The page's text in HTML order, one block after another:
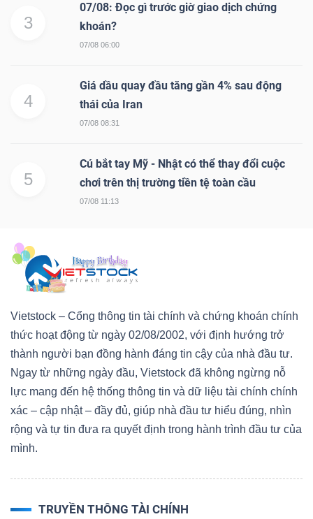
3
07/08: Đọc gì trước giờ giao dịch chứng
khoán?
07/08 06:00
4
Giá dầu quay đầu tăng gần 4% sau động
thái của Iran
07/08 08:31
5
Cú bắt tay Mỹ - Nhật có thể thay đổi cuộc
chơi trên thị trường tiền tệ toàn cầu
07/08 11:13
Vietstock – Cổng thông tin tài chính và chứng khoán chính
thức hoạt động từ ngày 02/08/2002, với định hướng trở
thành người bạn đồng hành đáng tin cậy của nhà đầu tư.
Ngay từ những ngày đầu, Vietstock đã không ngừng nỗ
lực mang đến hệ thống thông tin và dữ liệu tài chính chính
xác – cập nhật – đầy đủ, giúp nhà đầu tư hiểu đúng, nhìn
rộng và tự tin đưa ra quyết định trong hành trình đầu tư của
mình.
TRUYỀN THÔNG TÀI CHÍNH